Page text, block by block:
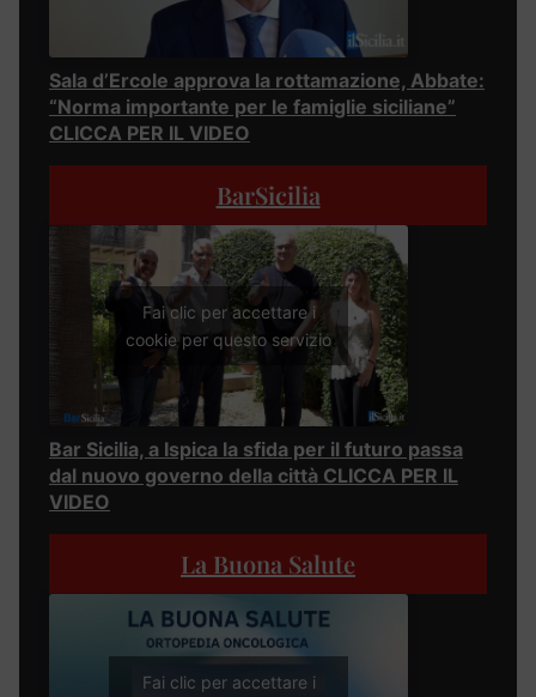
Sala d’Ercole approva la rottamazione, Abbate:
“Norma importante per le famiglie siciliane”
CLICCA PER IL VIDEO
BarSicilia
Fai clic per accettare i
cookie per questo servizio
Bar Sicilia, a Ispica la sfida per il futuro passa
dal nuovo governo della città CLICCA PER IL
VIDEO
La Buona Salute
Fai clic per accettare i